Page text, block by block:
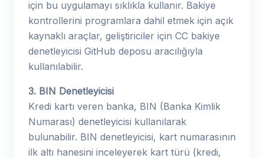
için bu uygulamayı sıklıkla kullanır. Bakiye
kontrollerini programlara dahil etmek için açık
kaynaklı araçlar, geliştiriciler için CC bakiye
denetleyicisi GitHub deposu aracılığıyla
kullanılabilir.
3. BIN Denetleyicisi
Kredi kartı veren banka, BIN (Banka Kimlik
Numarası) denetleyicisi kullanılarak
bulunabilir. BIN denetleyicisi, kart numarasının
ilk altı hanesini inceleyerek kart türü (kredi,